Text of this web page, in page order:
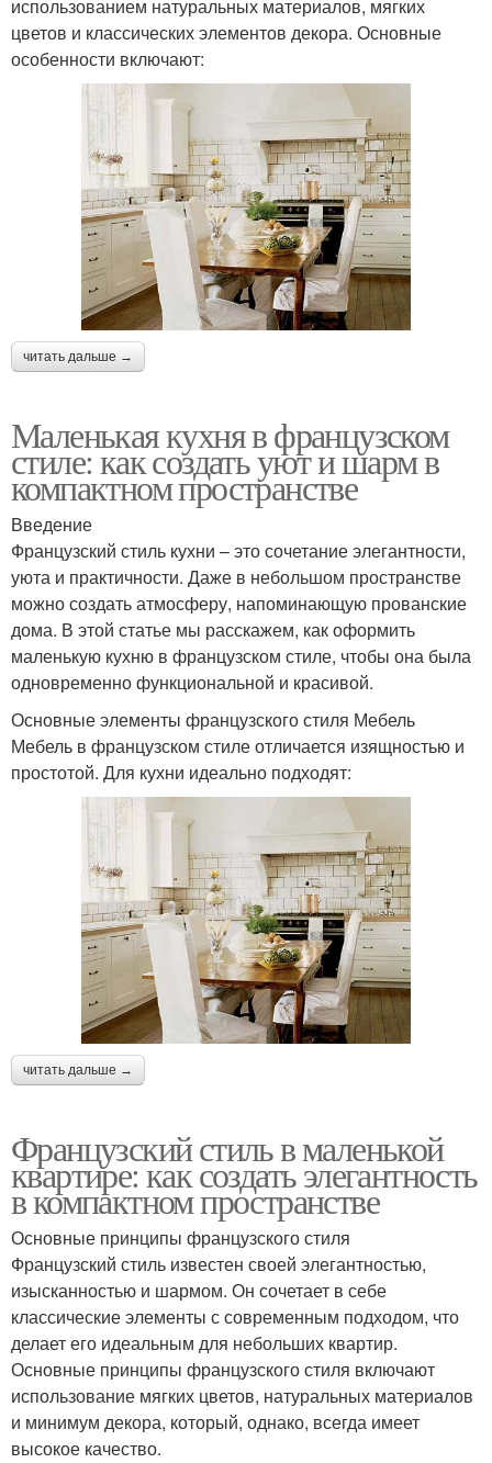
использованием натуральных материалов, мягких
цветов и классических элементов декора. Основные
особенности включают:
читать дальше →
Маленькая кухня в французском
стиле: как создать уют и шарм в
компактном пространстве
Введение
Французский стиль кухни – это сочетание элегантности,
уюта и практичности. Даже в небольшом пространстве
можно создать атмосферу, напоминающую прованские
дома. В этой статье мы расскажем, как оформить
маленькую кухню в французском стиле, чтобы она была
одновременно функциональной и красивой.
Основные элементы французского стиля Мебель
Мебель в французском стиле отличается изящностью и
простотой. Для кухни идеально подходят:
читать дальше →
Французский стиль в маленькой
квартире: как создать элегантность
в компактном пространстве
Основные принципы французского стиля
Французский стиль известен своей элегантностью,
изысканностью и шармом. Он сочетает в себе
классические элементы с современным подходом, что
делает его идеальным для небольших квартир.
Основные принципы французского стиля включают
использование мягких цветов, натуральных материалов
и минимум декора, который, однако, всегда имеет
высокое качество.